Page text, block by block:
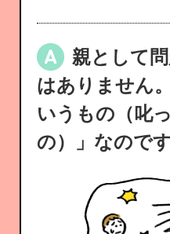
親として
はありません
いうもの（叱
の）」なので